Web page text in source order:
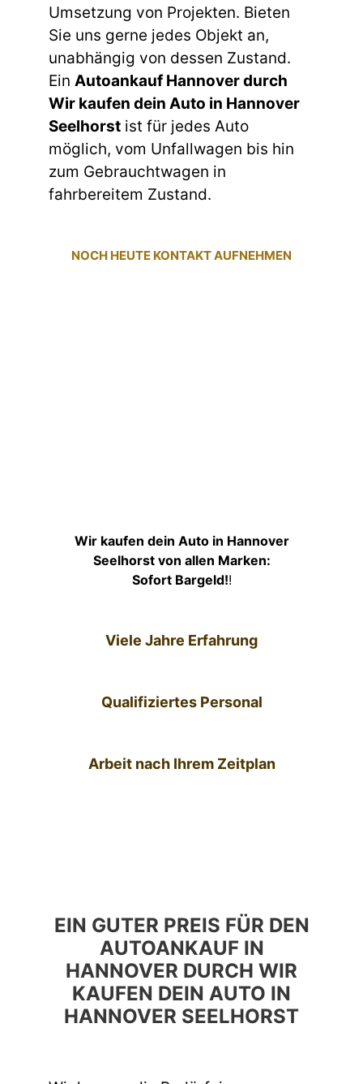
Umsetzung von Projekten. Bieten
Sie uns gerne jedes Objekt an,
unabhängig von dessen Zustand.
Ein Autoankauf Hannover durch
Wir kaufen dein Auto in Hannover
Seelhorst ist für jedes Auto
möglich, vom Unfallwagen bis hin
zum Gebrauchtwagen in
fahrbereitem Zustand.
NOCH HEUTE KONTAKT AUFNEHMEN
Wir kaufen dein Auto in Hannover
Seelhorst von allen Marken:
Sofort Bargeld!!
Viele Jahre Erfahrung
Qualifiziertes Personal
Arbeit nach Ihrem Zeitplan
EIN GUTER PREIS FÜR DEN
AUTOANKAUF IN
HANNOVER DURCH WIR
KAUFEN DEIN AUTO IN
HANNOVER SEELHORST